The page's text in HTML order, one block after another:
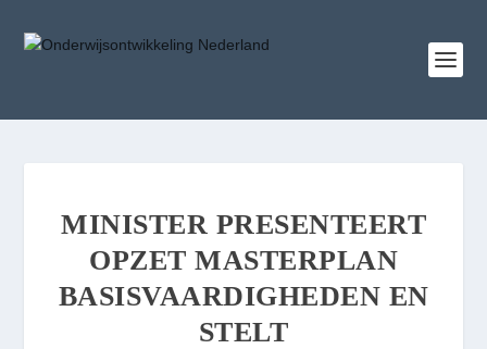
MINISTER PRESENTEERT
OPZET MASTERPLAN
BASISVAARDIGHEDEN EN
STELT